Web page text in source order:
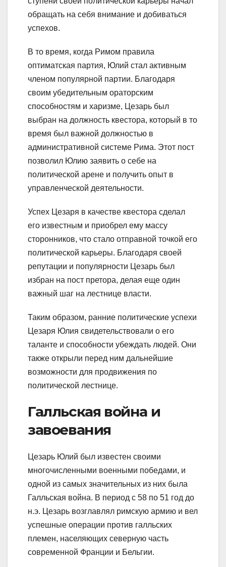
обращать на себя внимание и добиваться
успехов.
В то время, когда Римом правила
оптиматская партия, Юлий стал активным
членом популярной партии. Благодаря
своим убедительным ораторским
способностям и харизме, Цезарь был
выбран на должность квестора, который в то
время был важной должностью в
административной системе Рима. Этот пост
позволил Юлию заявить о себе на
политической арене и получить опыт в
управленческой деятельности.
Успех Цезаря в качестве квестора сделал
его известным и приобрел ему массу
сторонников, что стало отправной точкой его
политической карьеры. Благодаря своей
репутации и популярности Цезарь был
избран на пост претора, делая еще один
важный шаг на лестнице власти.
Таким образом, ранние политические успехи
Цезаря Юлия свидетельствовали о его
таланте и способности убеждать людей. Они
также открыли перед ним дальнейшие
возможности для продвижения по
политической лестнице.
Галльская война и
завоевания
Цезарь Юлий был известен своими
многочисленными военными победами, и
одной из самых значительных из них была
Галльская война. В период с 58 по 51 год до
н.э. Цезарь возглавлял римскую армию и вел
успешные операции против галльских
племен, населяющих северную часть
современной Франции и Бельгии.